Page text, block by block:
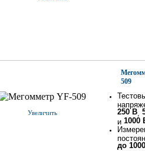
509
Увеличить 250 В
и 1000
до